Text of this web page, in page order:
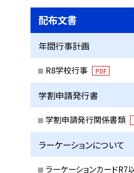
配布文書
年間行事計画
R8学校行事 PDF
学割申請発行書
学割申請発行関係書類
ラーケーションについて
ラーケーションカードR7